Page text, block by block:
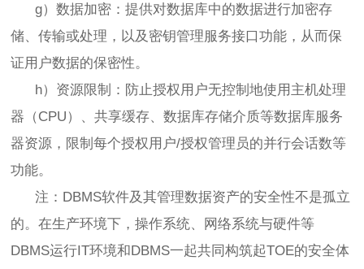
g）数据加密：提供对数据库中的数据进行加密存
储、传输或处理，以及密钥管理服务接口功能，从而保
证用户数据的保密性。
h）资源限制：防止授权用户无控制地使用主机处理
器（CPU）、共享缓存、数据库存储介质等数据库服务
器资源，限制每个授权用户/授权管理员的并行会话数等
功能。
注：DBMS软件及其管理数据资产的安全性不是孤立
的。在生产环境下，操作系统、网络系统与硬件等
DBMS运行IT环境和DBMS一起共同构筑起TOE的安全体